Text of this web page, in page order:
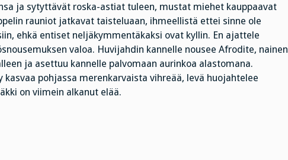
ja sytyttävät roska-astiat tuleen, mustat miehet kauppaavat
rauniot jatkavat taisteluaan, ihmeellistä ettei sinne ole
ehkä entiset neljäkymmentäkaksi ovat kyllin. En ajattele
valoa. Huvijahdin kannelle nousee Afrodite, nainen
ja asettuu kannelle palvomaan aurinkoa alastomana.
pohjassa merenkarvaista vihreää, levä huojahtelee
on viimein alkanut elää.